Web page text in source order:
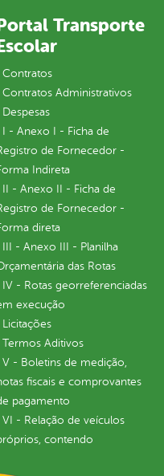
Transporte
Contratos
Contratos Administrativos
Despesas
I - Anexo I - Ficha de
de Fornecedor -
Indireta
II - Anexo II - Ficha de
de Fornecedor -
direta
III - Anexo III - Planilha
das Rotas
IV - Rotas georreferenciadas
execução
Licitações
Termos Aditivos
V - Boletins de medição,
fiscais e comprovantes
pagamento
VI - Relação de veículos
contendo